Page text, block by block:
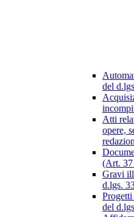
del
Atti
opere,
(Art. 37
Gravi
d.lgs.
del